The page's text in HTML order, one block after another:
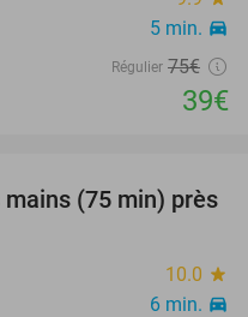
5 min. directions_car
Régulier 75€
39€
50%
(75 min) près
10.0 star
6 min. directions_car